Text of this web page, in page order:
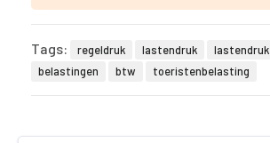
Tags: regeldruk lastendruk lastendruk
belastingen
btw toeristenbelasting